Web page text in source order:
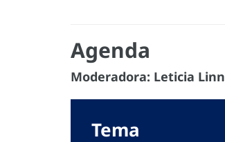
Agenda
Moderadora: Leticia Linn
Tema